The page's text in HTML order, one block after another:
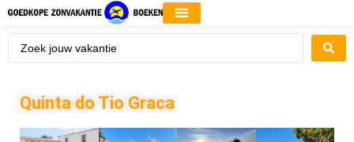
Quinta do Tio Graca